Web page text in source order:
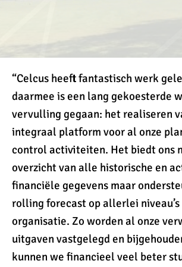
“Celcus heeft fantastisch werk
daarmee is een lang gekoesterde
vervulling gegaan: het realiseren
integraal platform voor al onze
control activiteiten. Het biedt ons
overzicht van alle historische en
financiële gegevens maar
rolling forecast op allerlei niveau’s
organisatie. Zo worden al onze
uitgaven vastgelegd en
kunnen we financieel veel beter